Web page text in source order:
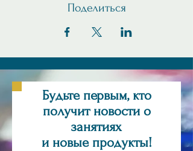
Поделиться
Будьте первым, кто
получит новости о
занятиях
и новые продукты!